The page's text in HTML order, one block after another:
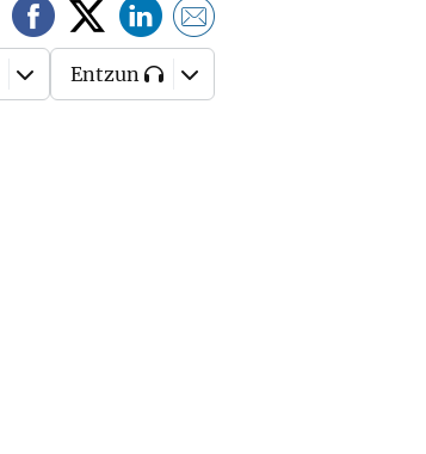
Entzun